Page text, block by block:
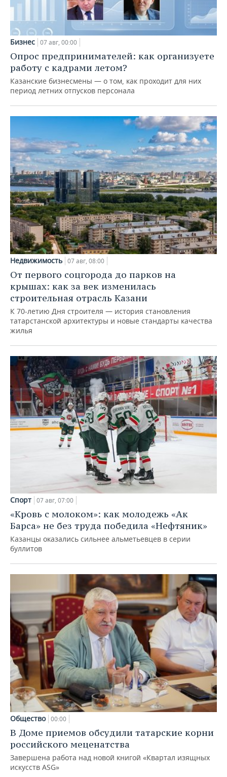
Бизнес 07 авг, 00:00
Опрос предпринимателей: как организуете
работу с кадрами летом?
Казанские бизнесмены — о том, как проходит для них
период летних отпусков персонала
Недвижимость 07 авг, 08:00
От первого соцгорода до парков на
крышах: как за век изменилась
строительная отрасль Казани
К 70-летию Дня строителя — история становления
татарстанской архитектуры и новые стандарты качества
жилья
Спорт 07 авг, 07:00
«Кровь с молоком»: как молодежь «Ак
Барса» не без труда победила «Нефтяник»
Казанцы оказались сильнее альметьевцев в серии
буллитов
Общество 00:00
В Доме приемов обсудили татарские корни
российского меценатства
Завершена работа над новой книгой «Квартал изящных
искусств ASG»